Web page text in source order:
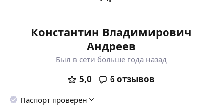
Константин Владимирович
Андреев
Был в сети больше года назад
5,0 6отзывов
Паспорт проверен